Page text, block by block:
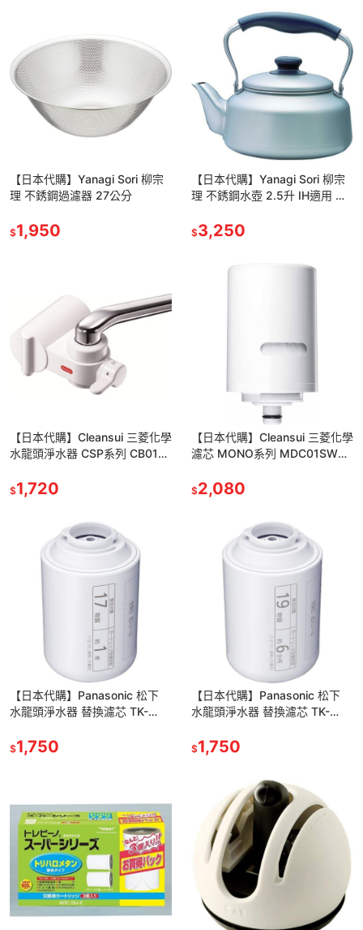
【日本代購】Yanagi Sori 柳宗
理 不銹鋼過濾器 27公分
$1,950
【日本代購】Yanagi Sori 柳宗
理 不銹鋼水壺 2.5升 IH適用 霧
$3,250
【日本代購】Cleansui 三菱化學
水龍頭淨水器 CSP系列 CB013-
$1,720
【日本代購】Cleansui 三菱化學
濾芯 MONO系列 MDC01SW
$2,080
【日本代購】Panasonic 松下
水龍頭淨水器 替換濾芯 TK-
$1,750
【日本代購】Panasonic 松下
水龍頭淨水器 替換濾芯 TK-
$1,750